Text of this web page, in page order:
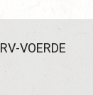
RV-VOERDE